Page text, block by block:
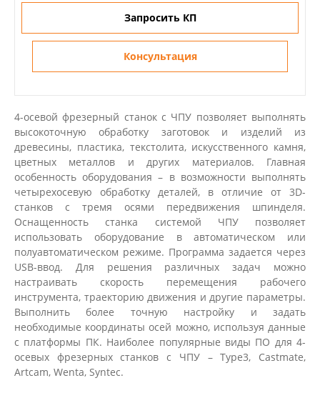
Запросить КП
Консультация
4-осевой фрезерный станок с ЧПУ позволяет выполнять
высокоточную обработку заготовок и изделий из
древесины, пластика, текстолита, искусственного камня,
цветных металлов и других материалов. Главная
особенность оборудования – в возможности выполнять
четырехосевую обработку деталей, в отличие от 3D-
станков с тремя осями передвижения шпинделя.
Оснащенность станка системой ЧПУ позволяет
использовать оборудование в автоматическом или
полуавтоматическом режиме. Программа задается через
USB-ввод. Для решения различных задач можно
настраивать скорость перемещения рабочего
инструмента, траекторию движения и другие параметры.
Выполнить более точную настройку и задать
необходимые координаты осей можно, используя данные
с платформы ПК. Наиболее популярные виды ПО для 4-
осевых фрезерных станков с ЧПУ – Type3, Castmate,
Artcam, Wenta, Syntec.